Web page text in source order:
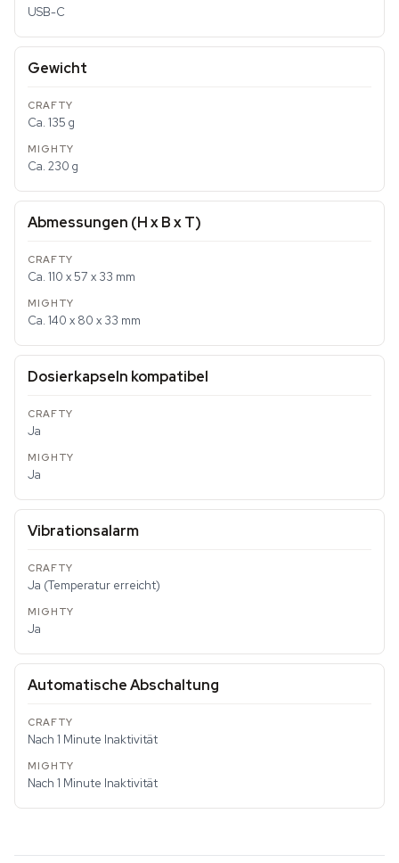
USB-C
Gewicht
Ca. 135 g
Ca. 230 g
Abmessungen (H x B x T)
Ca. 110 x 57 x 33 mm
Ca. 140 x 80 x 33 mm
Dosierkapseln kompatibel
Ja
Ja
Vibrationsalarm
Ja (Temperatur erreicht)
Ja
Automatische Abschaltung
Nach 1 Minute Inaktivität
Nach 1 Minute Inaktivität